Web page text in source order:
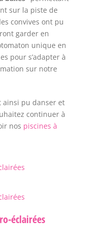
sur la piste de
convives ont pu
garder en
unique en
pour s’adapter à
sur notre
ainsi pu danser et
continuer à
nos piscines à
éclairées